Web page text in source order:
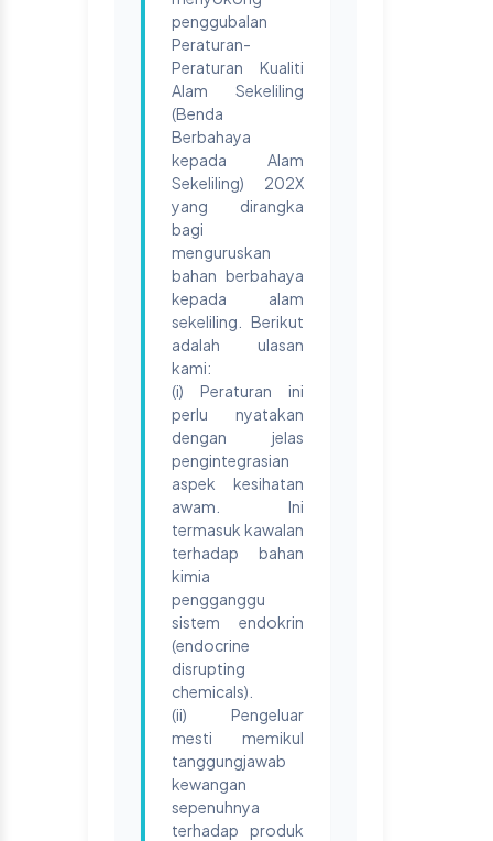
penggubalan
Peraturan-
Peraturan Kualiti
Alam Sekeliling
(Benda
Berbahaya
kepada Alam
Sekeliling) 202X
yang dirangka
bagi
menguruskan
bahan berbahaya
kepada alam
sekeliling. Berikut
adalah ulasan
kami:
(i) Peraturan ini
perlu nyatakan
dengan jelas
pengintegrasian
aspek kesihatan
awam. Ini
termasuk kawalan
terhadap bahan
kimia
pengganggu
sistem endokrin
(endocrine
disrupting
chemicals).
(ii) Pengeluar
mesti memikul
tanggungjawab
kewangan
sepenuhnya
terhadap produk